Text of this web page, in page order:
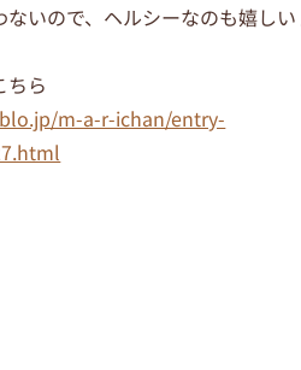
ないので、ヘルシーなのも嬉し
ちら
m-a-r-ichan/entry-